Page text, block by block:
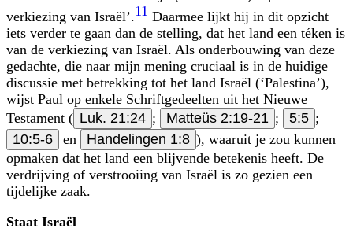
verkiezing van Israël’.11 Daarmee lijkt hij in dit opzicht
iets verder te gaan dan de stelling, dat het land een téken is
van de verkiezing van Israël. Als onderbouwing van deze
gedachte, die naar mijn mening cruciaal is in de huidige
discussie met betrekking tot het land Israël (‘Palestina’),
wijst Paul op enkele Schriftgedeelten uit het Nieuwe
Testament ( Luk. 21:24 ; Matteüs 2:19-21 ; 5:5 ;
10:5-6
en Handelingen 1:8 ), waaruit je zou kunnen
opmaken dat het land een blijvende betekenis heeft. De
verdrijving of verstrooiing van Israël is zo gezien een
tijdelijke zaak.
Staat Israël